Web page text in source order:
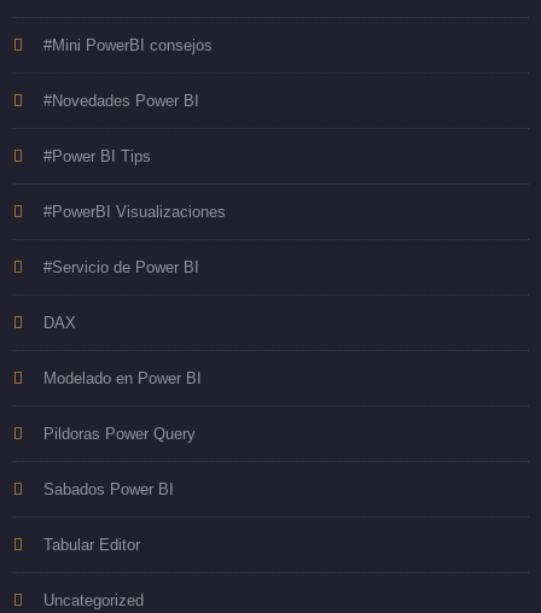
#Mini PowerBI consejos
#Novedades Power BI
#Power BI Tips
#PowerBI Visualizaciones
#Servicio de Power BI
DAX
Modelado en Power BI
Pildoras Power Query
Sabados Power BI
Tabular Editor
Uncategorized